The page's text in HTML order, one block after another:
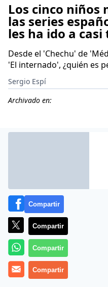
Los cinco niños
las series
les ha ido a casi
Desde el 'Chechu' de
'El internado', ¿quién es
Sergio Espí
Archivado en:
Se supone que meter un
de éxito en un sector de
Compartir
Compartir
Compartir
Compartir